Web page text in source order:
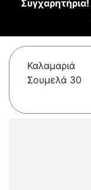
Συγχαρητήρια!
Καλαμαριά
Σουμελά 30